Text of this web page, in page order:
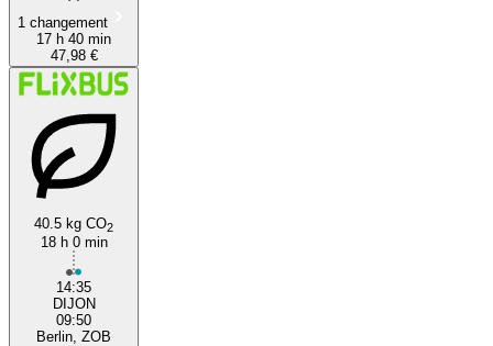
1 changement
17 h 40 min
47,98 €
40.5 kg CO2
18 h 0 min
14:35
DIJON
09:50
Berlin, ZOB